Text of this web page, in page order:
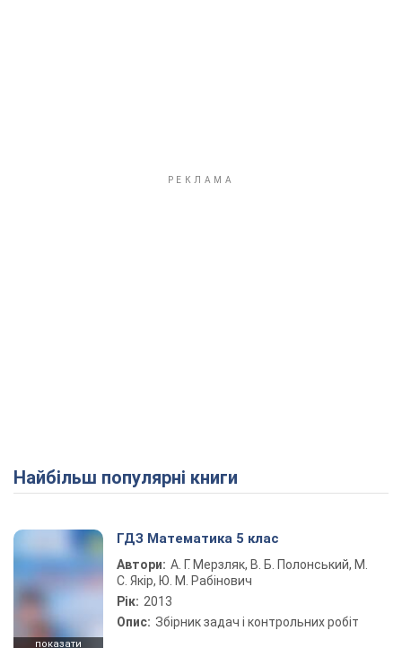
Найбільш популярні книги
показати
ГДЗ Математика 5 клас
Автори: А. Г. Мерзляк, В. Б. Полонський, М.
С. Якір, Ю. М. Рабінович
Рік: 2013
Опис: Збірник задач і контрольних робіт